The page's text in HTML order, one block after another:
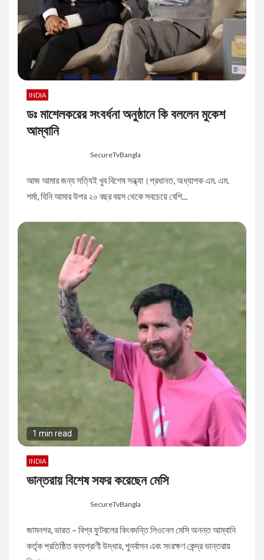
INDIA
ডঃ মাশেলকরের সংবর্ধনা অনুষ্ঠানে কি বললেন মুকেশ
আম্বানি
SecureTvBangla
আজ আমার জন্য সত্যিই খুব বিশেষ সন্ধ্যা।প্রধানত, অধ্যাপক এম. এম.
শর্মা, যিনি আমার উপর ২০ বছর বয়স থেকে সবচেয়ে বেশি...
1 min read
INDIA
ভান্তরায় বিশেষ সফর করেছেন মেসি
SecureTvBangla
জামনগর, ভারত – বিশ্ব ফুটবলের কিংবদন্তি লিওনেল মেসি অনন্ত আম্বানি
কর্তৃক প্রতিষ্ঠিত বন্যপ্রাণী উদ্ধার, পুনর্বাসন এবং সংরক্ষণ কেন্দ্র ভান্তরায়